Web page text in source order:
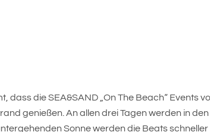
die SEA&SAND „On The Beach“ Events
genießen. An allen drei Tagen werden in
Sonne werden die Beats